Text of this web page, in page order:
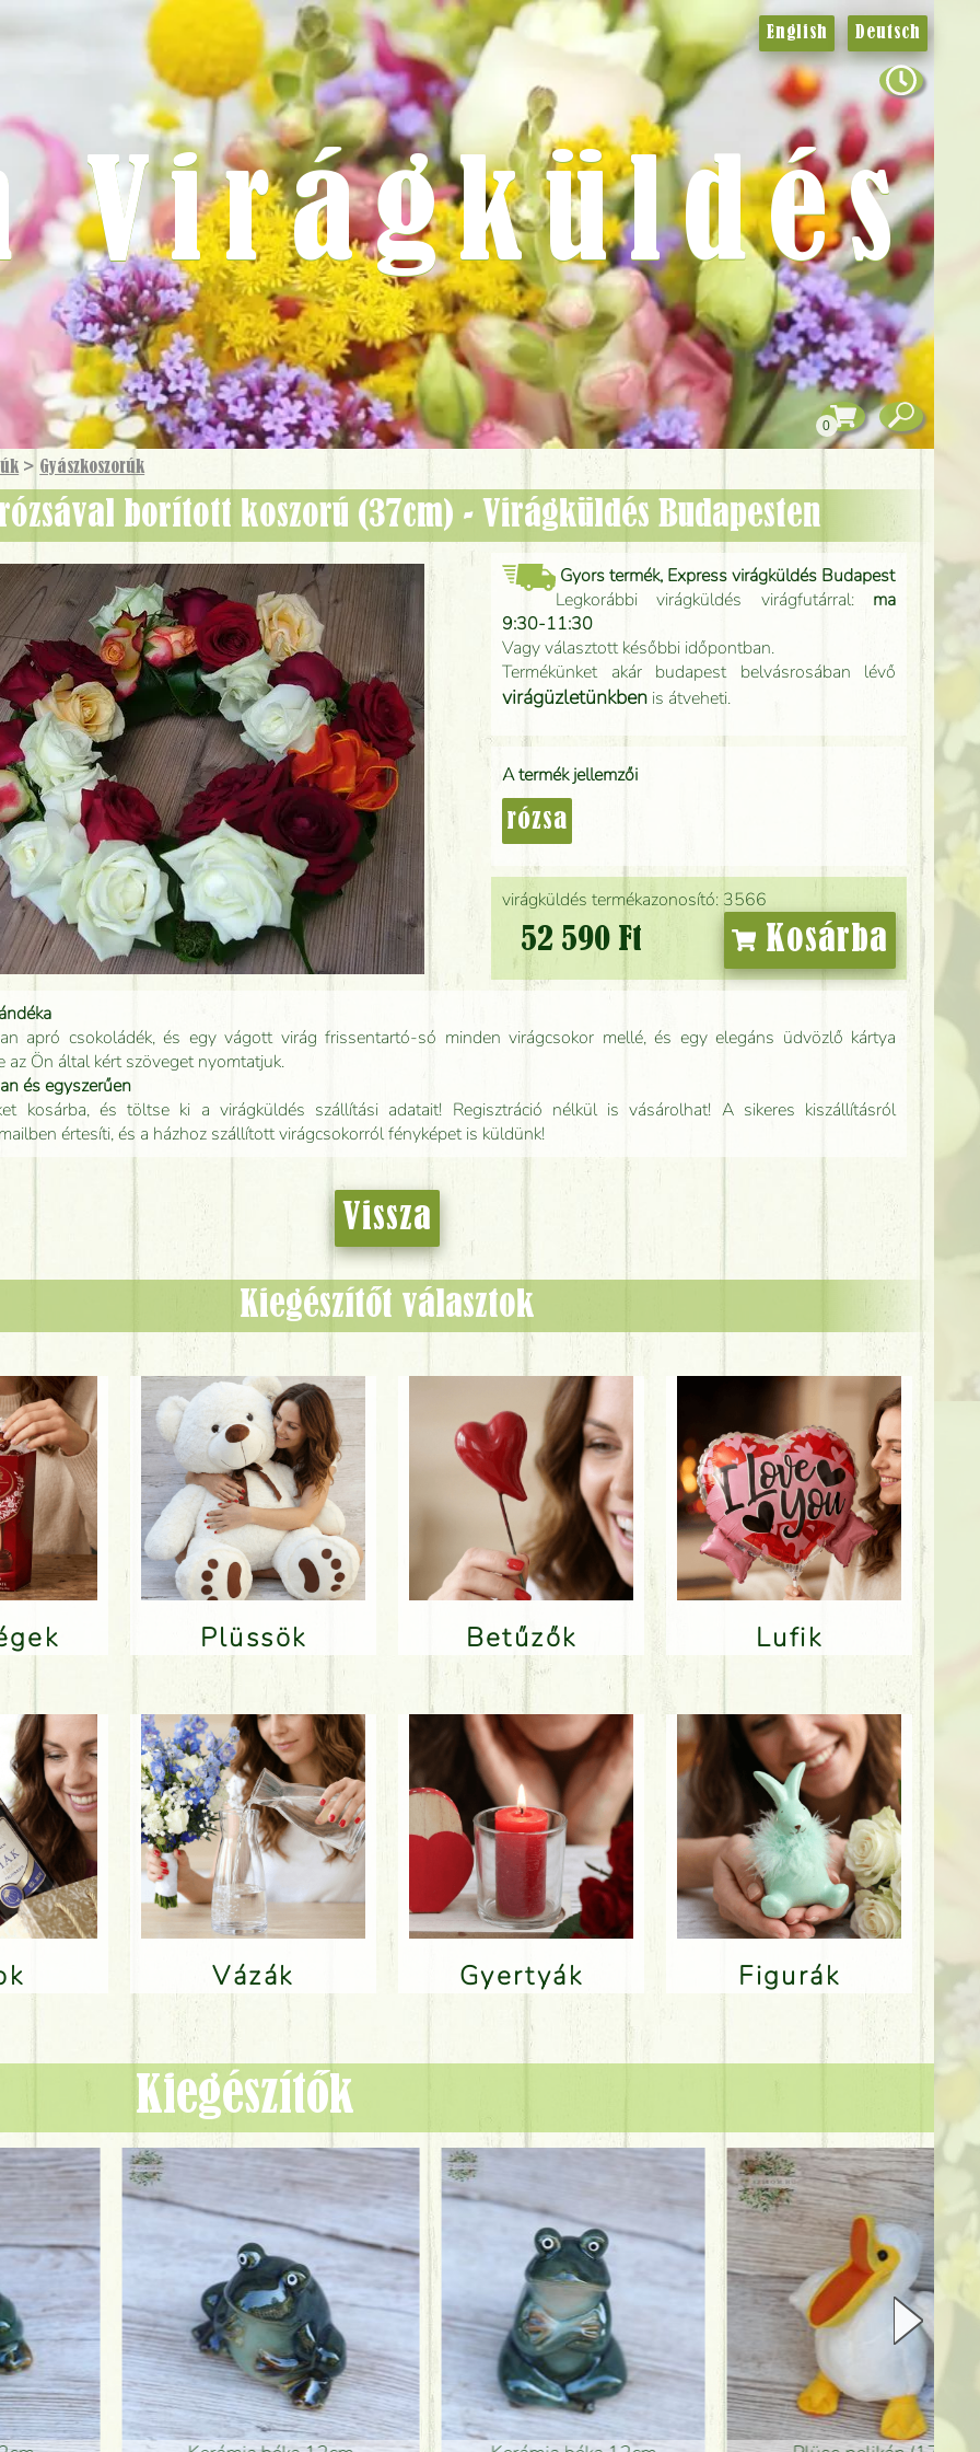
> Gyászkoszorúk
rózsával borított koszorú (37cm) - Virágküldés Budapesten
virágküldés termékazonosító: 3566
52 590 Ft Kosárba
Gyors termék, Express virágküldés Budapest
Legkorábbi virágküldés virágfutárral: ma
9:30-11:30
Vagy választott későbbi időpontban.
Termékünket akár budapest belvásrosában lévő
virágüzletünkben is átveheti.
A termék jellemzői
rózsa
apró csokoládék, és egy vágott virág frissentartó-só minden virágcsokor mellé, és egy elegáns üdvözlő kártya
az Ön által kért szöveget nyomtatjuk.
és egyszerűen
kosárba, és töltse ki a virágküldés szállítási adatait! Regisztráció nélkül is vásárolhat! A sikeres kiszállításról
értesíti, és a házhoz szállított virágcsokorról fényképet is küldünk!
Vissza
Kiegészítőt választok
Plüssök Betűzők Lufik
Vázák Gyertyák Figurák
English Deutsch
Virágküldés
0
Kiegészítők